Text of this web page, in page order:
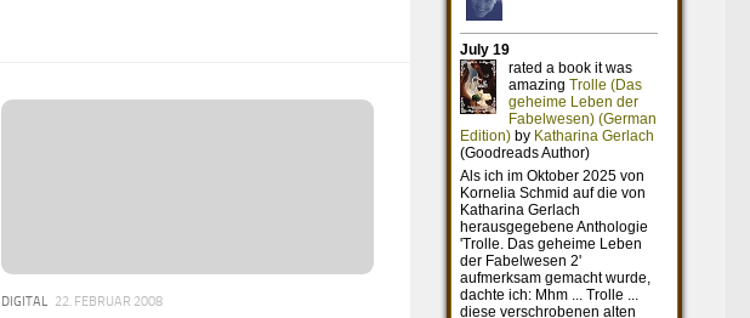
DIGITAL 22. FEBRUAR 2008